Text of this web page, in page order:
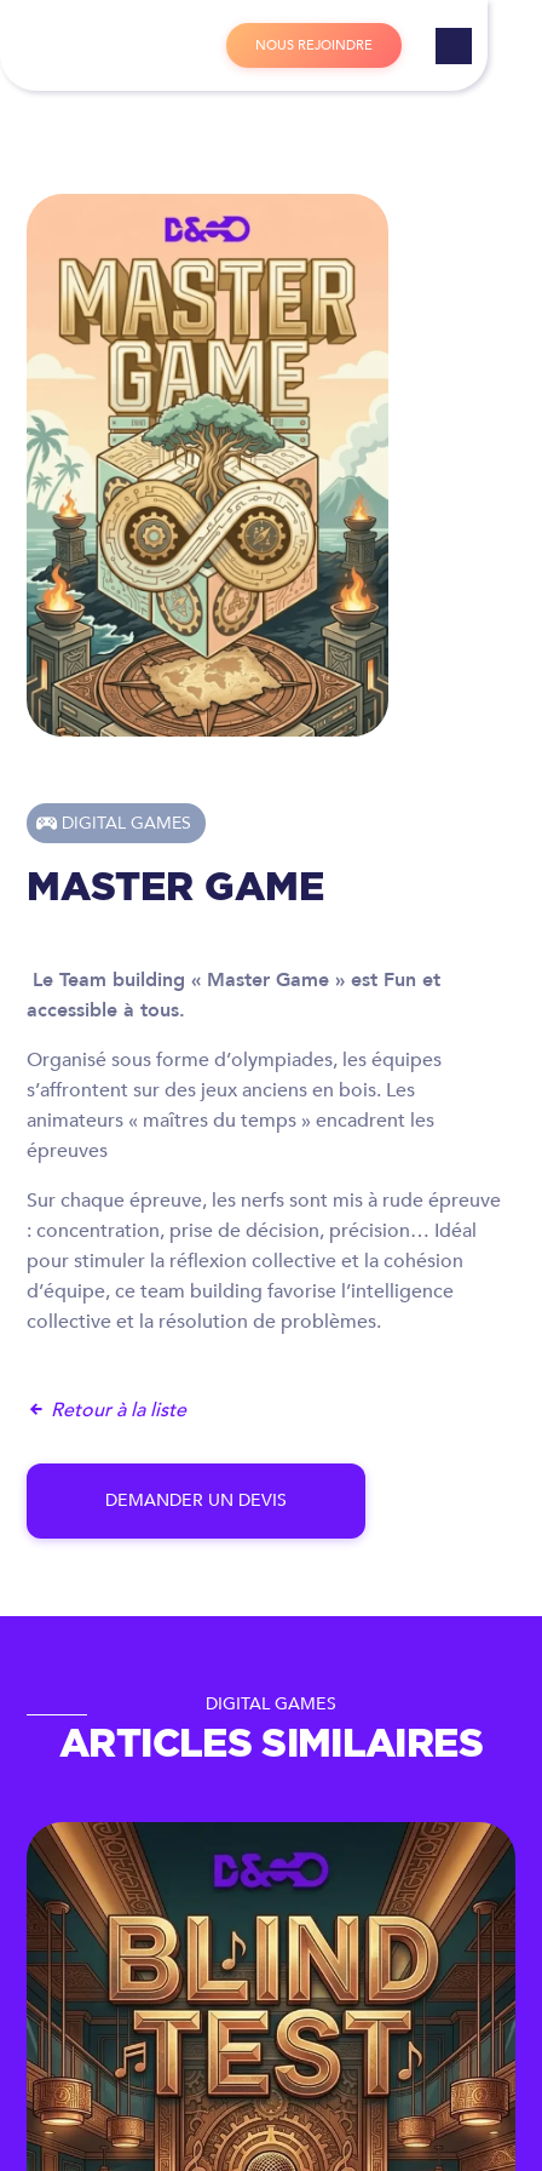
NOUS REJOINDRE
MASTER GAME
DIGITAL GAMES
Le Team building « Master Game » est Fun et
accessible à tous.
Organisé sous forme d’olympiades, les équipes
s’affrontent sur des jeux anciens en bois. Les
animateurs « maîtres du temps » encadrent les
épreuves
Sur chaque épreuve, les nerfs sont mis à rude épreuve
: concentration, prise de décision, précision… Idéal
pour stimuler la réflexion collective et la cohésion
d’équipe, ce team building favorise l’intelligence
collective et la résolution de problèmes.
Retour à la liste
DEMANDER UN DEVIS
DIGITAL GAMES
ARTICLES SIMILAIRES